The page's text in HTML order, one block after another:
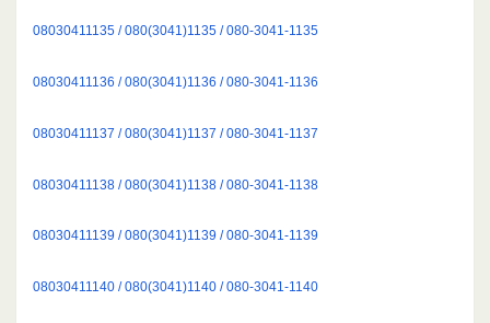
08030411135 / 080(3041)1135 / 080-3041-1135
08030411136 / 080(3041)1136 / 080-3041-1136
08030411137 / 080(3041)1137 / 080-3041-1137
08030411138 / 080(3041)1138 / 080-3041-1138
08030411139 / 080(3041)1139 / 080-3041-1139
08030411140 / 080(3041)1140 / 080-3041-1140